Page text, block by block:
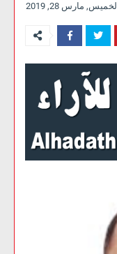
الخميس, مارس 28, 2019